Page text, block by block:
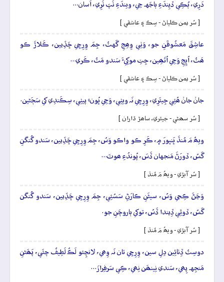
دَرِي، ٻُڪِي ڏيِندَءِ ٻاجَهہ جِي، ويندَءِ ٺَپَ ٺَرِي، اَسان…
[ سُر يمن ڪلياڻ - سِڪ ۽ عاشقي ]
عاشِقَ مَعشُوقَنِ جو، وَٺِي وِھِجِ گَهٽُ، جِمَ وِرِچِي ڇَڏِيين، ڪَلاڙَ ڪو
ھَٽُ، اُڀِجِ وَڃِي اُتَھِين، جِتِ موکِيءَ سَندو مَٽُ، ڪَري…
[ سُر يمن ڪلياڻ - سِڪ ۽ عاشقي ]
جانۡ جانۡ ھُئِي جِيئَرِي، وِرِچِي نَہ ويٺِي، وَڃِي ڀُونءِ پيٺِي، سِڪَندِي کي سَڄَڻين.
[ سُر سھڻي - جيئري، ساھڙ ڌاران ]
ويھُ مَ مُنڌَ ڀَنڀورَ ۾، ڪَرِ ڪو واڪو وَسُ، جِمَ وِرِچِي ڇَڏِيين، سَندو گُنگنِ
گَسُ، ڏورَڻَ مَنجهان ڏَسَ، پُوندُءِ ھوتَ…
[ سُر آبڙي - ويھُ مَ مُنڌ ]
وَڃَڻَ ڪِجي وَسُ، سيڻَنِ ڪارَڻِ سَسُئِي، جِمَ وِرِچِي ڇَڏِيين، سَندو گُنگن
گَسُ، ڏوٿِي ڏِيندا ڏَسُ، توکي ٻاروچَنِ جو.
[ سُر آبڙي - ويھُ مَ مُنڌ ]
دوسِتُ ڏِٺائِين دِلِ سين، وِرِچِي تان نَہ وِھي، لانچِئو لَڪُ لَطِيفُ چئَي، پَھَڻنِ
مَنجِهہ پِھي، سَندي نِينھَن نِھي، ڪِي سَرفِرازَ…